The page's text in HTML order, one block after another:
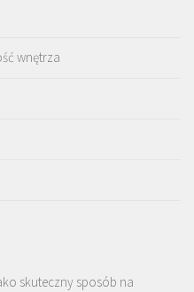
wnętrza
skuteczny sposób na